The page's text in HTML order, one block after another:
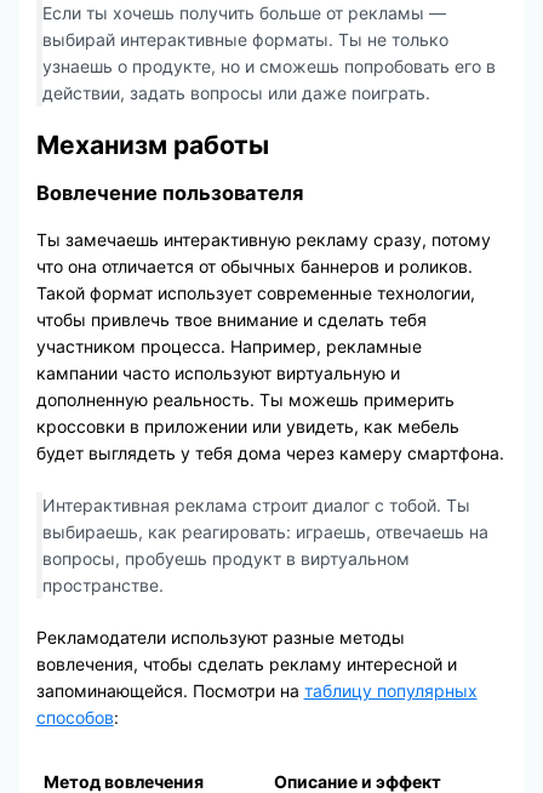
Если ты хочешь получить больше от рекламы —
выбирай интерактивные форматы. Ты не только
узнаешь о продукте, но и сможешь попробовать его в
действии, задать вопросы или даже поиграть.
Механизм работы
Вовлечение пользователя
Ты замечаешь интерактивную рекламу сразу, потому
что она отличается от обычных баннеров и роликов.
Такой формат использует современные технологии,
чтобы привлечь твое внимание и сделать тебя
участником процесса. Например, рекламные
кампании часто используют виртуальную и
дополненную реальность. Ты можешь примерить
кроссовки в приложении или увидеть, как мебель
будет выглядеть у тебя дома через камеру смартфона.
Интерактивная реклама строит диалог с тобой. Ты
выбираешь, как реагировать: играешь, отвечаешь на
вопросы, пробуешь продукт в виртуальном
пространстве.
Рекламодатели используют разные методы
вовлечения, чтобы сделать рекламу интересной и
запоминающейся. Посмотри на таблицу популярных
способов:
Метод вовлечения Описание и эффект